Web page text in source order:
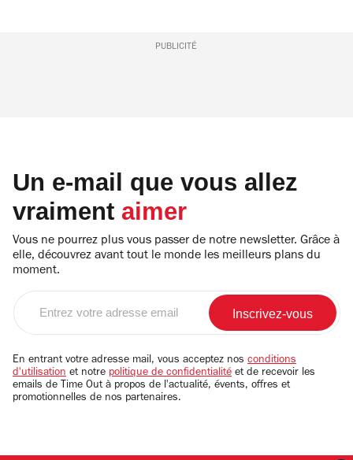
PUBLICITÉ
Un e-mail que vous allez
vraiment aimer
Vous ne pourrez plus vous passer de notre newsletter. Grâce à
elle, découvrez avant tout le monde les meilleurs plans du
moment.
email
En entrant votre adresse mail, vous acceptez nos conditions
d'utilisation et notre politique de confidentialité et de recevoir les
emails de Time Out à propos de l'actualité, évents, offres et
promotionnelles de nos partenaires.